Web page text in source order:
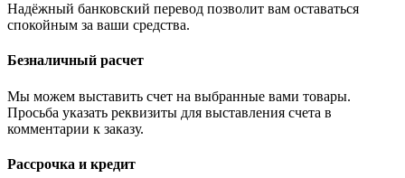
Надёжный банковский перевод позволит вам оставаться
спокойным за ваши средства.
Безналичный расчет
Мы можем выставить счет на выбранные вами товары.
Просьба указать реквизиты для выставления счета в
комментарии к заказу.
Рассрочка и кредит